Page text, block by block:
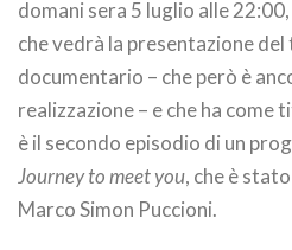
domani sera 5 luglio alle
che vedrà la presentazione
documentario – che però è
realizzazione – e che ha come
è il secondo episodio di un
Journey to meet you, che è
Marco Simon Puccioni.